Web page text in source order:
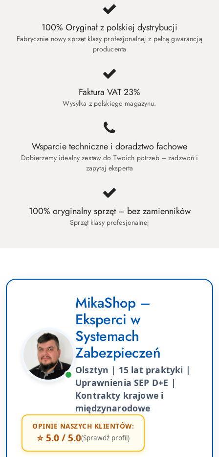
100% Oryginał z polskiej dystrybucji
Fabrycznie nowy sprzęt klasy profesjonalnej z pełną gwarancją
producenta
Faktura VAT 23%
Wysyłka z polskiego magazynu.
Wsparcie techniczne i doradztwo fachowe
Dobierzemy idealny zestaw do Twoich potrzeb – zadzwoń i
zapytaj eksperta
100% oryginalny sprzęt – bez zamienników
Sprzęt klasy profesjonalnej
MikaShop –
Eksperci w
Systemach
Zabezpieczeń
Olsztyn | 15 lat praktyki |
Uprawnienia SEP D+E |
Kontrakty krajowe i
międzynarodowe
OPINIE NASZYCH KLIENTÓW:
⭐ 5.0 / 5.0(Sprawdź profil)